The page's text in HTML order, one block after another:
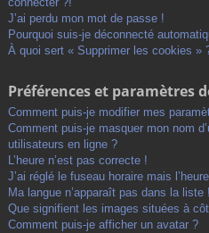
J’ai perdu mon mot de passe !
Pourquoi suis-je déconnecté
À quoi sert « Supprimer les cookies »
Préférences et paramètres
Comment puis-je modifier mes
Comment puis-je masquer mon nom
utilisateurs en ligne ?
L’heure n’est pas correcte !
J’ai réglé le fuseau horaire mais
Ma langue n’apparaît pas dans la liste !
Que signifient les images situées à
Comment puis-je afficher un avatar ?